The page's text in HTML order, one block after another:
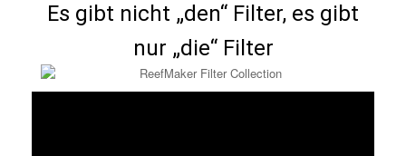
Es gibt nicht „den“ Filter, es gibt
nur „die“ Filter